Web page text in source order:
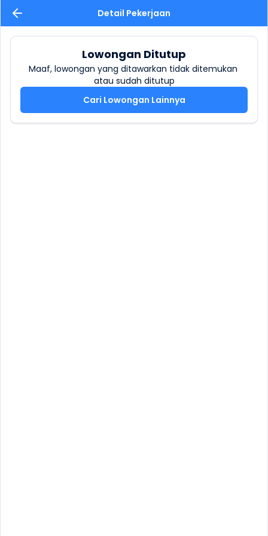
Detail Pekerjaan
Lowongan Ditutup
Maaf, lowongan yang ditawarkan tidak ditemukan
atau sudah ditutup
Cari Lowongan Lainnya